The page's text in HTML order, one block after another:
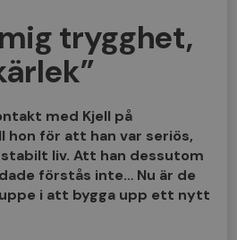
trygghet,
med Kjell på
hon för att han var seriös,
liv. Att han dessutom
förstås inte… Nu är de
i att bygga upp ett nytt